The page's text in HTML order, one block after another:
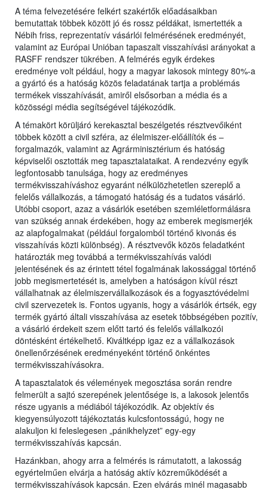
A téma felvezetésére felkért szakértők előadásaikban
bemutattak többek között jó és rossz példákat, ismertették a
Nébih friss, reprezentatív vásárlói felmérésének eredményét,
valamint az Európai Unióban tapaszalt visszahívási arányokat a
RASFF rendszer tükrében. A felmérés egyik érdekes
eredménye volt például, hogy a magyar lakosok mintegy 80%-a
a gyártó és a hatóság közös feladatának tartja a problémás
termékek visszahívását, amiről elsősorban a média és a
közösségi média segítségével tájékozódik.
A témakört körüljáró kerekasztal beszélgetés résztvevőiként
többek között a civil szféra, az élelmiszer-előállítók és –
forgalmazók, valamint az Agrárminisztérium és hatóság
képviselői osztották meg tapasztalataikat. A rendezvény egyik
legfontosabb tanulsága, hogy az eredményes
termékvisszahíváshoz egyaránt nélkülözhetetlen szereplő a
felelős vállalkozás, a támogató hatóság és a tudatos vásárló.
Utóbbi csoport, azaz a vásárlók esetében szemléletformálásra
van szükség annak érdekében, hogy az emberek megismerjék
az alapfogalmakat (például forgalomból történő kivonás és
visszahívás közti különbség). A résztvevők közös feladatként
határozták meg továbbá a termékvisszahívás valódi
jelentésének és az érintett tétel fogalmának lakossággal történő
jobb megismertetését is, amelyben a hatóságon kívül részt
vállalhatnak az élelmiszervállalkozások és a fogyasztóvédelmi
civil szervezetek is. Fontos ugyanis, hogy a vásárlók értsék, egy
termék gyártó általi visszahívása az esetek többségében pozitív,
a vásárló érdekeit szem előtt tartó és felelős vállalkozói
döntésként értékelhető. Kiváltképp igaz ez a vállalkozások
önellenőrzésének eredményeként történő önkéntes
termékvisszahívásokra.
A tapasztalatok és vélemények megosztása során rendre
felmerült a sajtó szerepének jelentősége is, a lakosok jelentős
része ugyanis a médiából tájékozódik. Az objektív és
kiegyensúlyozott tájékoztatás kulcsfontosságú, hogy ne
alakuljon ki feleslegesen „pánikhelyzet” egy-egy
termékvisszahívás kapcsán.
Hazánkban, ahogy arra a felmérés is rámutatott, a lakosság
egyértelműen elvárja a hatóság aktív közreműködését a
termékvisszahívások kapcsán. Ezen elvárás minél magasabb